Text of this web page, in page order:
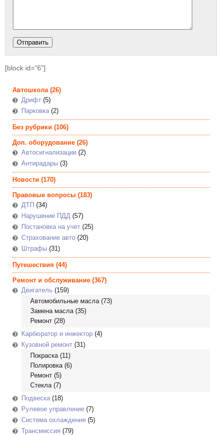
[block id="6"]
Автошкола(26)
Дрифт (5)
Парковка(2)
Без рубрики (106)
Доп. оборудование (26)
Автосигнализации (2)
Антирадары (3)
Новости (170)
Правовые вопросы (183)
ДТП (34)
Нарушение ПДД (57)
Постановка на учет (25)
Страхование авто (20)
Штрафы (31)
Путешествия (44)
Ремонт и обслуживание (367)
Двигатель (159)
Автомобильные масла(73)
Замена масла(35)
Ремонт (28)
Карбюратор и инжектор (4)
Кузовной ремонт (31)
Покраска(11)
Полировка(6)
Ремонт (5)
Стекла(7)
Подвеска(18)
Рулевое управление (7)
Система охлаждения (5)
Трансмиссия (79)